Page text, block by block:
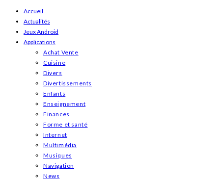
Skip
content
Accueil
Actualités
Jeux Android
Applications
Achat Vente
Cuisine
Divers
Divertissements
Enfants
Enseignement
Finances
Forme et santé
Internet
Multimédia
Musiques
Navigation
News